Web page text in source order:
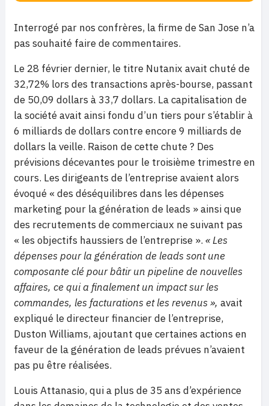
Interrogé par nos confrères, la firme de San Jose n’a
pas souhaité faire de commentaires.
Le 28 février dernier, le titre Nutanix avait chuté de
32,72% lors des transactions après-bourse, passant
de 50,09 dollars à 33,7 dollars. La capitalisation de
la société avait ainsi fondu d’un tiers pour s’établir à
6 milliards de dollars contre encore 9 milliards de
dollars la veille. Raison de cette chute ? Des
prévisions décevantes pour le troisième trimestre en
cours. Les dirigeants de l’entreprise avaient alors
évoqué « des déséquilibres dans les dépenses
marketing pour la génération de leads » ainsi que
des recrutements de commerciaux ne suivant pas
« les objectifs haussiers de l’entreprise ». « Les
dépenses pour la génération de leads sont une
composante clé pour bâtir un pipeline de nouvelles
affaires, ce qui a finalement un impact sur les
commandes, les facturations et les revenus », avait
expliqué le directeur financier de l’entreprise,
Duston Williams, ajoutant que certaines actions en
faveur de la génération de leads prévues n’avaient
pas pu être réalisées.
Louis Attanasio, qui a plus de 35 ans d’expérience